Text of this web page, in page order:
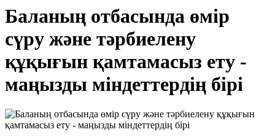
Баланың отбасында өмір
сүру және тәрбиелену
құқығын қамтамасыз ету -
маңызды міндеттердің бірі